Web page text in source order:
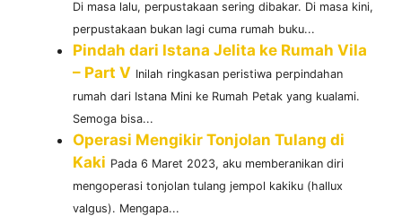
Di masa lalu, perpustakaan sering dibakar. Di masa kini,
perpustakaan bukan lagi cuma rumah buku...
Pindah dari Istana Jelita ke Rumah Vila
– Part V Inilah ringkasan peristiwa perpindahan
rumah dari Istana Mini ke Rumah Petak yang kualami.
Semoga bisa...
Operasi Mengikir Tonjolan Tulang di
Kaki Pada 6 Maret 2023, aku memberanikan diri
mengoperasi tonjolan tulang jempol kakiku (hallux
valgus). Mengapa...